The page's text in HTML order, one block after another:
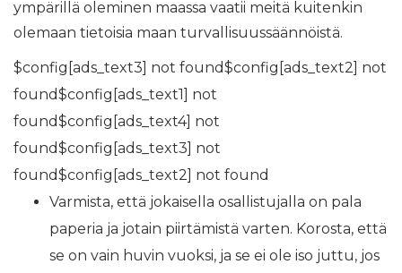
ympärillä oleminen maassa vaatii meitä kuitenkin
olemaan tietoisia maan turvallisuussäännöistä.
$config[ads_text3] not found$config[ads_text2] not
found$config[ads_text1] not
found$config[ads_text4] not
found$config[ads_text3] not
found$config[ads_text2] not found
Varmista, että jokaisella osallistujalla on pala
paperia ja jotain piirtämistä varten. Korosta, että
se on vain huvin vuoksi, ja se ei ole iso juttu, jos